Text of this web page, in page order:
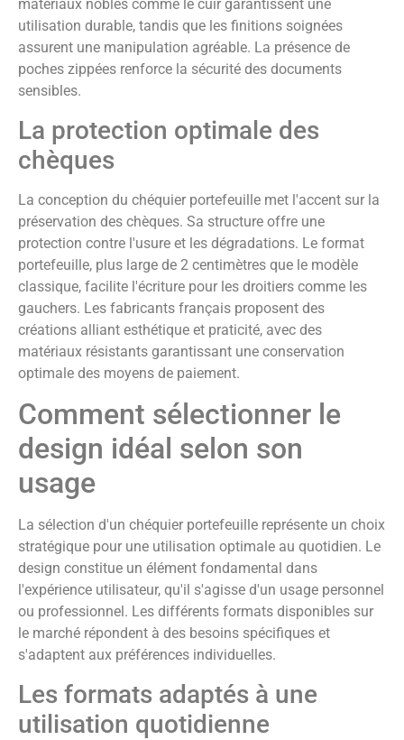
matériaux nobles comme le cuir garantissent une
utilisation durable, tandis que les finitions soignées
assurent une manipulation agréable. La présence de
poches zippées renforce la sécurité des documents
sensibles.
La protection optimale des
chèques
La conception du chéquier portefeuille met l'accent sur la
préservation des chèques. Sa structure offre une
protection contre l'usure et les dégradations. Le format
portefeuille, plus large de 2 centimètres que le modèle
classique, facilite l'écriture pour les droitiers comme les
gauchers. Les fabricants français proposent des
créations alliant esthétique et praticité, avec des
matériaux résistants garantissant une conservation
optimale des moyens de paiement.
Comment sélectionner le
design idéal selon son
usage
La sélection d'un chéquier portefeuille représente un choix
stratégique pour une utilisation optimale au quotidien. Le
design constitue un élément fondamental dans
l'expérience utilisateur, qu'il s'agisse d'un usage personnel
ou professionnel. Les différents formats disponibles sur
le marché répondent à des besoins spécifiques et
s'adaptent aux préférences individuelles.
Les formats adaptés à une
utilisation quotidienne